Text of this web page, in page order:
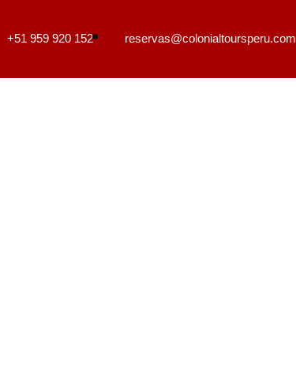
+51 959 920 152 reservas@colonialtoursperu.com